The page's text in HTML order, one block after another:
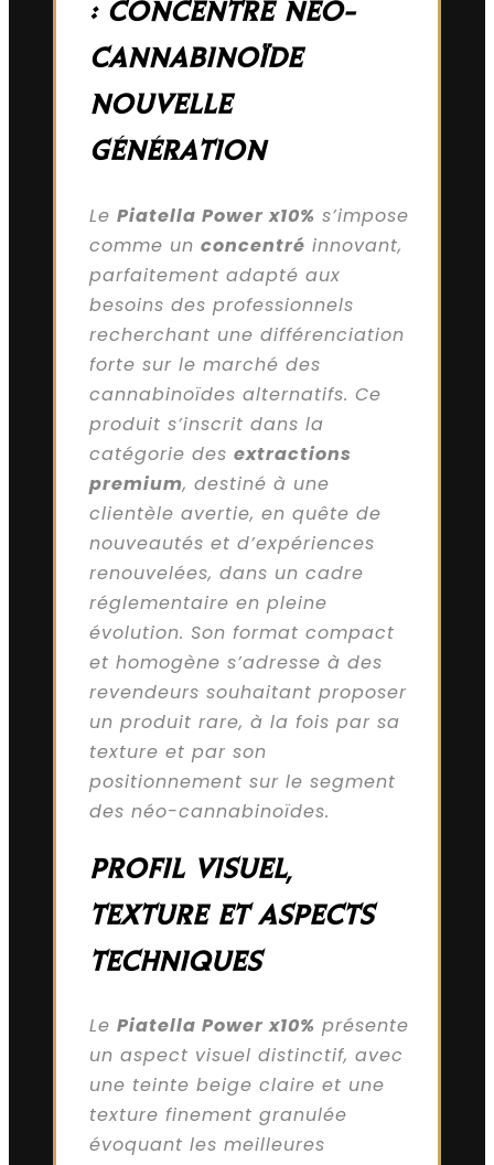
: CONCENTRÉ NÉO-
CANNABINOÏDE
NOUVELLE
GÉNÉRATION
Le Piatella Power x10% s’impose
comme un concentré innovant,
parfaitement adapté aux
besoins des professionnels
recherchant une différenciation
forte sur le marché des
cannabinoïdes alternatifs. Ce
produit s’inscrit dans la
catégorie des extractions
premium, destiné à une
clientèle avertie, en quête de
nouveautés et d’expériences
renouvelées, dans un cadre
réglementaire en pleine
évolution. Son format compact
et homogène s’adresse à des
revendeurs souhaitant proposer
un produit rare, à la fois par sa
texture et par son
positionnement sur le segment
des néo-cannabinoïdes.
PROFIL VISUEL,
TEXTURE ET ASPECTS
TECHNIQUES
Le Piatella Power x10% présente
un aspect visuel distinctif, avec
une teinte beige claire et une
texture finement granulée
évoquant les meilleures